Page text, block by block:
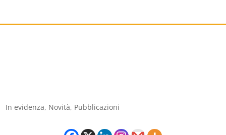
In evidenza, Novità, Pubblicazioni